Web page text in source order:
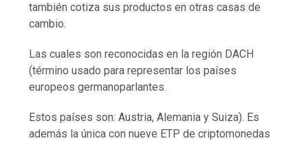
también cotiza sus productos en otras casas de
cambio.
Las cuales son reconocidas en la región DACH
(término usado para representar los países
europeos germanoparlantes.
Estos países son: Austria, Alemania y Suiza). Es
además la única con nueve ETP de criptomonedas